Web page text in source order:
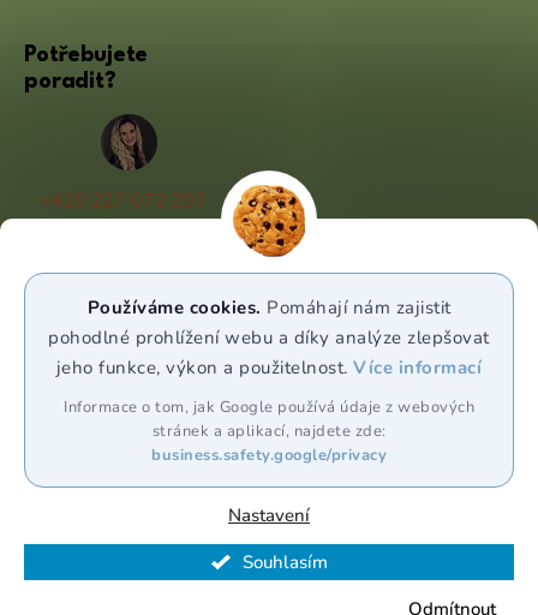
Používáme cookies. Pomáhají nám zajistit
pohodlné prohlížení webu a díky analýze zlepšovat
jeho funkce, výkon a použitelnost.Více informací
Informace o tom, jak Google používá údaje z webových
stránek a aplikací, najdete zde:
business.safety.google/privacy
Nastavení
Odmítnout
Souhlasím
Potřebujete
poradit?
+420 227 072 207
(Po - Pá 9:00 - 17:00)
WhatsApp
Vytvořil Shoptet Premium